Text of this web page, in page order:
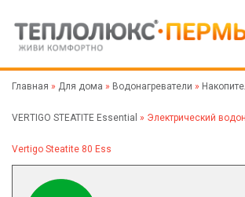
Главная » Для дома » Водонагреватели »
VERTIGO STEATITE Essential » Электрический
Vertigo Steatite 80 Ess